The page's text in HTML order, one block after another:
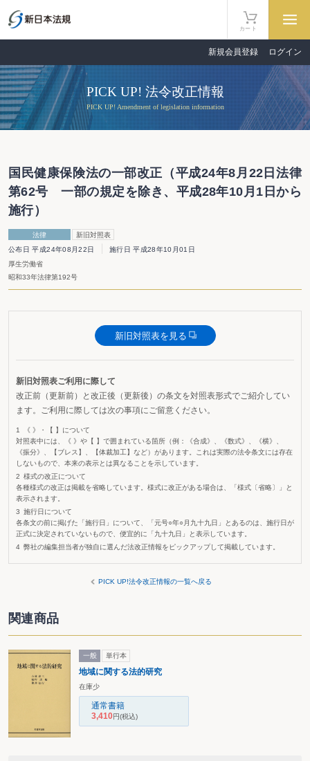
カート
新規会員登録 ログイン
PICK UP! 法令改正情報
PICK UP! Amendment of legislation information
国民健康保険法の一部改正（平成24年8月22日法律
第62号 一部の規定を除き、平成28年10月1日から
施行）
法律
新旧対照表
公布日 平成24年08月22日
施行日 平成28年10月01日
厚生労働省
昭和33年法律第192号
新旧対照表を見る
新旧対照表ご利用に際して
改正前（更新前）と改正後（更新後）の条文を対照表形式でご紹介してい
ます。ご利用に際しては次の事項にご留意ください。
《 》・【 】について
対照表中には、《 》や【 】で囲まれている箇所（例：《合成》、《数式》、《横》、
《振分》、【ブレス】、【体裁加工】など）があります。これは実際の法令条文には存在
しないもので、本来の表示とは異なることを示しています。
様式の改正について
各種様式の改正は掲載を省略しています。様式に改正がある場合は、「様式〔省略〕」と
表示されます。
施行日について
各条文の前に掲げた「施行日」について、「元号○年○月九十九日」とあるのは、施行日が
正式に決定されていないもので、便宜的に「九十九日」と表示しています。
弊社の編集担当者が独自に選んだ法改正情報をピックアップして掲載しています。
PICK UP!法令改正情報の一覧へ戻る
関連商品
一般 単行本
地域に関する法的研究
在庫少
通常書籍
3,410円(税込)